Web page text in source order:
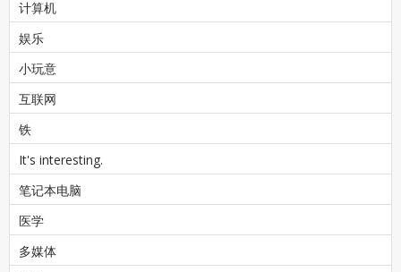
计算机
娱乐
小玩意
互联网
铁
It's interesting.
笔记本电脑
医学
多媒体